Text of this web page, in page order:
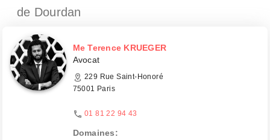
de Dourdan
Me Terence KRUEGER
Avocat
229 Rue Saint-Honoré
75001 Paris
01 81 22 94 43
Domaines: